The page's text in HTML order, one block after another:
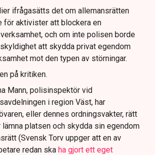
ifrågasätts det om allemansrätten
för aktivister att blockera en
och om inte polisen borde
att skydda privat egendom
mot den typen av störningar.
på kritiken.
Mann, polisinspektör vid
i region Väst, har
eller dennes ordningsvakter, rätt
platsen och skydda sin egendom
(Svensk Torv uppger att en av
redan ska ha gjort ett eget